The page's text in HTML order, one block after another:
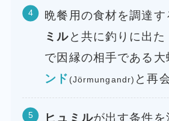
晩餐用の食材を調達す
ミルと共に釣りに出た
で因縁の相手である大
ンド (Jörmungandr) と再
ヒュミルが出す条件を